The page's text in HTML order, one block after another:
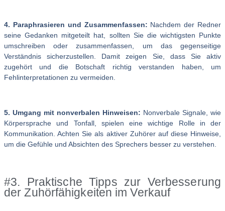
4. Paraphrasieren und Zusammenfassen: Nachdem der Redner
seine Gedanken mitgeteilt hat, sollten Sie die wichtigsten Punkte
umschreiben oder zusammenfassen, um das gegenseitige
Verständnis sicherzustellen. Damit zeigen Sie, dass Sie aktiv
zugehört und die Botschaft richtig verstanden haben, um
Fehlinterpretationen zu vermeiden.
5. Umgang mit nonverbalen Hinweisen: Nonverbale Signale, wie
Körpersprache und Tonfall, spielen eine wichtige Rolle in der
Kommunikation. Achten Sie als aktiver Zuhörer auf diese Hinweise,
um die Gefühle und Absichten des Sprechers besser zu verstehen.
#3. Praktische Tipps zur Verbesserung
der Zuhörfähigkeiten im Verkauf